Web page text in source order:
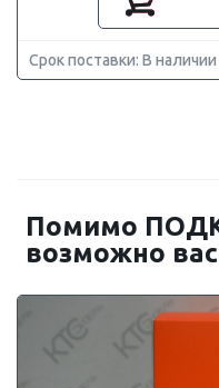
Срок поставки: В наличии
Помимо
возможно вас